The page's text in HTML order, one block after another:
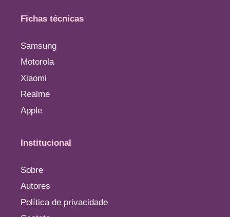
Fichas técnicas
Samsung
Motorola
Xiaomi
Realme
Apple
Institucional
Sobre
Autores
Política de privacidade